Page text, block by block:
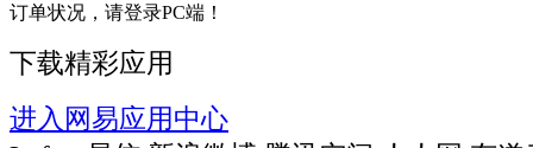
订单状况，请登录PC端！
下载精彩应用
进入网易应用中心